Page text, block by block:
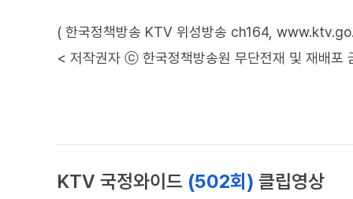
( 한국정책방송 KTV 위성방송 ch164,
< 저작권자 ⓒ 한국정책방송원 무단전재 및 재배포
KTV 국정와이드 (502회) 클립영상